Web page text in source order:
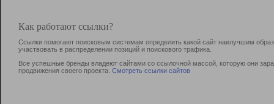
Как работают ссылки?
Ссылки помогают поисковым системам определить какой сайт наилучшим
участвовать в раcпределении позиций и поискового трафика.
Все успешные бренды владеют сайтами со ссылочной массой, которую они
продвижения своего проекта. Смотреть ссылки сайтов